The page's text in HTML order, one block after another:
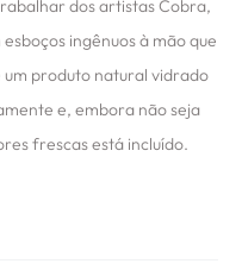
dos artistas Cobra,
ingênuos à mão que
um produto natural vidrado
e, embora não seja
frescas está incluído.